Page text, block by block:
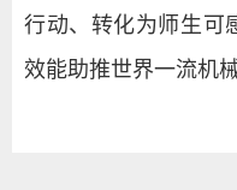
行动、转化为师生可
效能助推世界一流机